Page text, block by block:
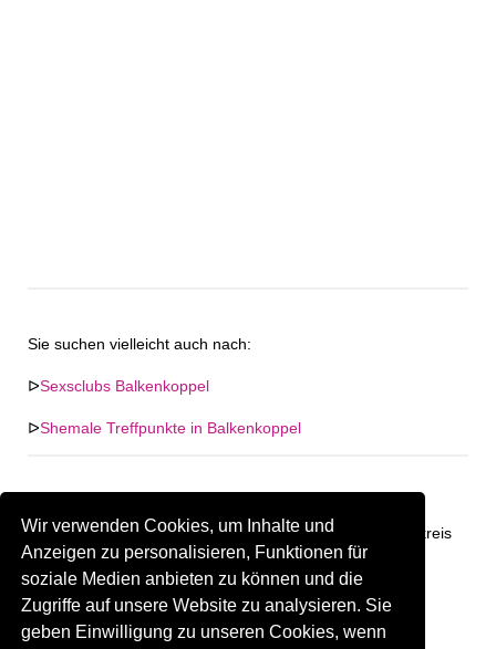
Wir verwenden Cookies, um Inhalte und
Anzeigen zu personalisieren, Funktionen für
soziale Medien anbieten zu können und die
Zugriffe auf unsere Website zu analysieren. Sie
geben Einwilligung zu unseren Cookies, wenn
Sie suchen vielleicht auch nach:
ᐅSexsclubs Balkenkoppel
ᐅShemale Treffpunkte in Balkenkoppel
Keine Firma in "Balkenkoppel" gefunden. Firmen im Umkreis
von "Balkenkoppel".
401.32 km Gay Treffpunkt Greiz
Sind Sie oder kennen Sie eine(n) Gay Treffpunkt in